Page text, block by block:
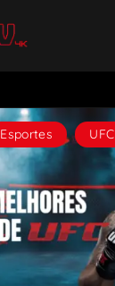
Esportes , UFC